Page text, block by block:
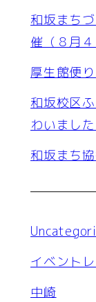
和坂まち
催（８月４
厚生館便
和坂校区
わいまし
和坂まち
イベント
中崎